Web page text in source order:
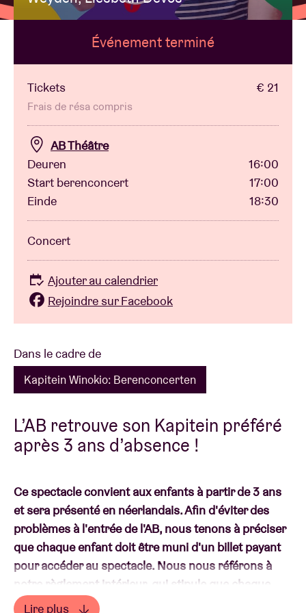
Location de salles
BRDCST
ABtv
Chèque-concert
À propos de l'AB
Contact
Dans le cadre de
Kapitein Winokio: Berenconcerten
L’AB retrouve son Kapitein préféré
après 3 ans d’absence !
Ce spectacle convient aux enfants à partir de 3 ans
et sera présenté en néerlandais. Afin d'éviter des
problèmes à l'entrée de l'AB, nous tenons à préciser
que chaque enfant doit être muni d'un billet payant
pour accéder au spectacle. Nous nous référons à
notre règlement intérieur, qui stipule que chaque
enfant (même s'il a moins de 12 ans) doit avoir un
Lire plus
Événement terminé
Tickets € 21
Frais de résa compris
AB Théâtre
Deuren
16:00
Start berenconcert
17:00
Einde
18:30
Concert
Ajouter au calendrier
Rejoindre sur Facebook